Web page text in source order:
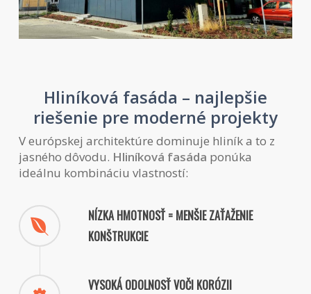
Hliníková fasáda – najlepšie
riešenie pre moderné projekty
V európskej architektúre dominuje hliník a to z
jasného dôvodu. Hliníková fasáda ponúka
ideálnu kombináciu vlastností:
NÍZKA HMOTNOSŤ = MENŠIE ZAŤAŽENIE
KONŠTRUKCIE
VYSOKÁ ODOLNOSŤ VOČI KORÓZII